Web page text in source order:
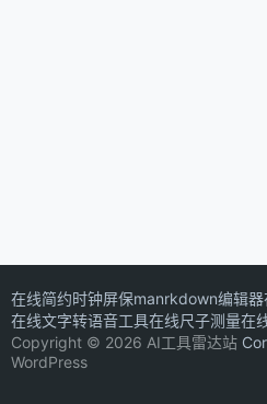
在线简约时钟屏保manrkdown编辑器
在线文字转语音工具在线尺子测量在
Copyright © 2026 AI工具雷达站
WordPress